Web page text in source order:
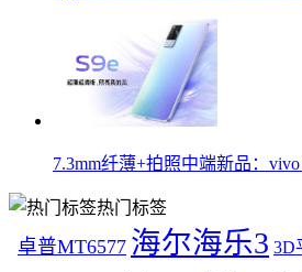
7.3mm纤薄+拍照中端新品：vivo
热门标签
卓普MT6577 海尔海乐3 3D